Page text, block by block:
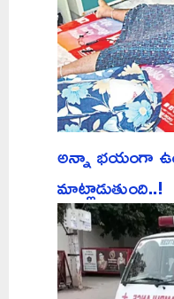
అన్నా భయంగా
మాట్లాడుతుంది..!